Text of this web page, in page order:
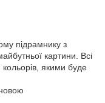
підрамнику з
картини. Всі
якими буде